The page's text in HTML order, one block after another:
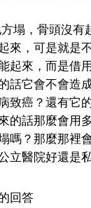
塌，骨頭沒有
來，可是就是
起來，而是借
話它會不會造
致癌？還有它
的話那麼會用
嗎？那麼那裡
立醫院好還是
回答